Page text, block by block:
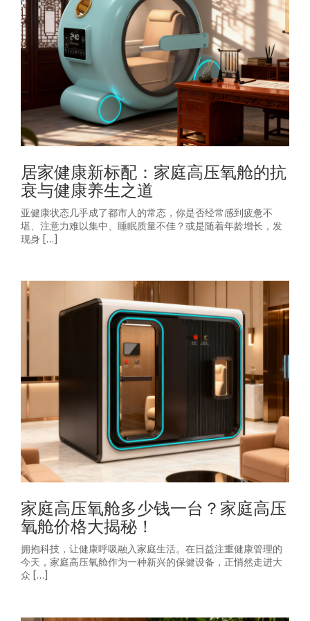
居家健康新标配：家庭高压氧舱的抗
衰与健康养生之道
亚健康状态几乎成了都市人的常态，你是否经常感到疲惫不
堪、注意力难以集中、睡眠质量不佳？或是随着年龄增长，发
现身 […]
家庭高压氧舱多少钱一台？家庭高压
氧舱价格大揭秘！
拥抱科技，让健康呼吸融入家庭生活。在日益注重健康管理的
今天，家庭高压氧舱作为一种新兴的保健设备，正悄然走进大
众 […]